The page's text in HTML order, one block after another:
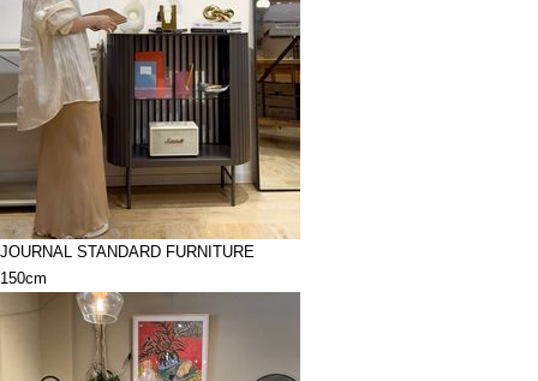
JOURNAL STANDARD FURNITURE
150cm